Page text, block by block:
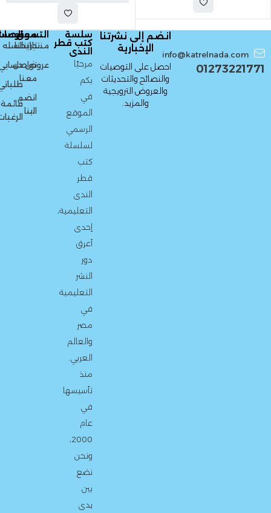
انضم إلى نشرتنا
الإخبارية
احصل على التوصيات
والنصائح والتحديثات
والعروض الترويجية
والمزيد.
info@katrelnada.com
01273221771
سلسة
كتب قطر
الندى
مرحبًا
بكم
في
الموقع
الرسمي
لسلسلة
كتب
قطر
الندى
التعليمية،
إحدى
أعرق
دور
النشر
التعليمية
في
مصر
والعالم
العربي.
منذ
تأسيسها
في
عام
2000،
ونحن
نضع
بين
يدى
التسوق
منتجاتنا
عروض
تاريخنا
تواصل
معنا
انضم
الينا
السله
قائمة